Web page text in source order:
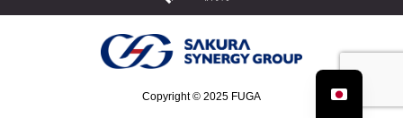
Copyright © 2025 FUGA